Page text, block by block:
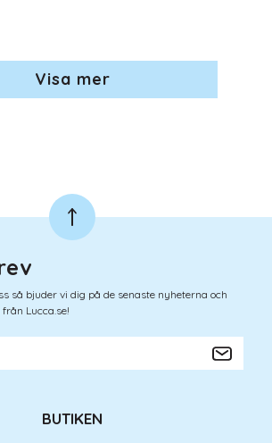
Visa mer
så bjuder vi dig på de senaste nyheterna och
Lucca.se!
BUTIKEN